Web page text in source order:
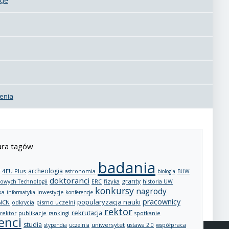
tagów
4EU Plus archeologia astronomia badania biologia BUW
Technologii doktoranci ERC fizyka granty historia UW
informatyka inwestycje konferencje konkursy nagrody
odkrycia pismo uczelni popularyzacja nauki pracownicy
publikacje rankingi rekrutacja rektor spotkanie
studia stypendia uczelnia uniwersytet ustawa 2.0 współpraca